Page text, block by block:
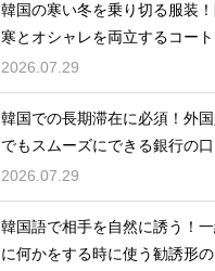
韓国の寒い冬を乗り切る服装
寒とオシャレを両立するコー
種類
2026.07.29
韓国での長期滞在に必須！外国
でもスムーズにできる銀行の
開設
2026.07.29
韓国語で相手を自然に誘う！
に何かをする時に使う勧誘形